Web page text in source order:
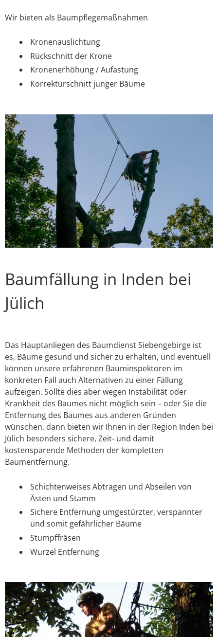
Wir bieten als Baumpflegemaßnahmen
Kronenauslichtung
Rückschnitt der Krone
Kronenerhöhung / Aufastung
Korrekturschnitt junger Bäume
Baumfällung in Inden bei
Jülich
Das Hauptanliegen des Baumdienst Siebengebirge ist
es, Bäume gesund und sicher zu erhalten, und eventuell
können unsere erfahrenen Bauminspektoren im
konkreten Fall auch Alternativen zu einer Fällung
aufzeigen. Sollte dies aber wegen Instabilität oder
Krankheit des Baumes nicht möglich sein – oder Sie die
Entfernung des Baumes aus anderen Gründen
wünschen, dann bieten wir Ihnen in der Region Inden bei
Jülich besonders sichere, Zeit- und damit
kostensparende Methoden der kompletten
Baumentfernung.
Schichtenweises Abtragen und Abseilen von
Ästen und Stamm
Sichere Entfernung umgestürzter, verspannter
und somit gefährlicher Bäume
Stumpffräsen
Wurzel Entfernung